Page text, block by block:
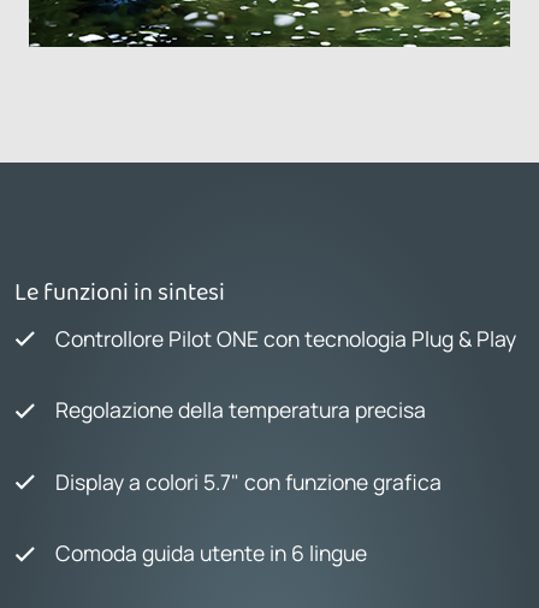
Le funzioni in sintesi
Controllore Pilot ONE con tecnologia Plug & Play
Regolazione della temperatura precisa
Display a colori 5.7" con funzione grafica
Comoda guida utente in 6 lingue